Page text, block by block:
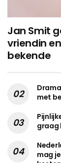
Jan Smit
vriendin
bekende
met
graag
mag